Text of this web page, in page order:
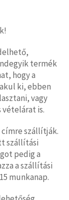
termék
hogy a
ki, ebben
vagy
is.
szállítják.
szállítási
pedig a
a szállítási
munkanap.